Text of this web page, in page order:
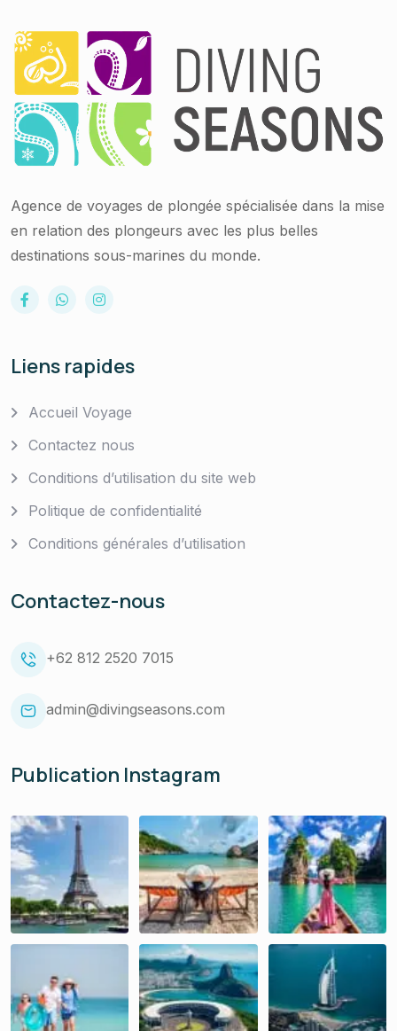
Agence de voyages de plongée spécialisée dans la mise
en relation des plongeurs avec les plus belles
destinations sous-marines du monde.
Liens rapides
Accueil Voyage
Contactez nous
Conditions d’utilisation du site web
Politique de confidentialité
Conditions générales d’utilisation
Contactez-nous
+62 812 2520 7015
admin@divingseasons.com
Publication Instagram